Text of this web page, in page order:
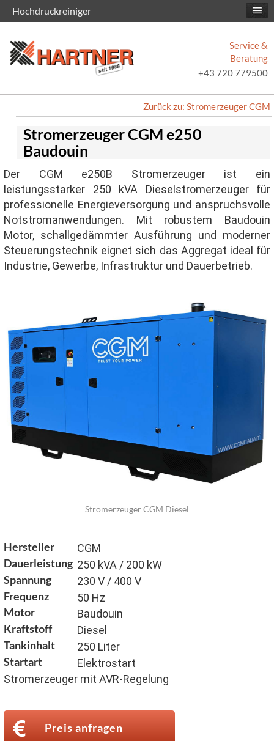
Service &
Beratung
+43 720 779500
Zurück zu: Stromerzeuger CGM
Stromerzeuger CGM e250
Baudouin
Der CGM e250B Stromerzeuger ist ein
leistungsstarker 250 kVA Dieselstromerzeuger für
professionelle Energieversorgung und anspruchsvolle
Notstromanwendungen. Mit robustem Baudouin
Motor, schallgedämmter Ausführung und moderner
Steuerungstechnik eignet sich das Aggregat ideal für
Industrie, Gewerbe, Infrastruktur und Dauerbetrieb.
Stromerzeuger CGM Diesel
Hersteller CGM
Dauerleistung 250 kVA / 200 kW
Spannung 230 V / 400 V
Frequenz 50 Hz
Motor Baudouin
Kraftstoff Diesel
Tankinhalt 250 Liter
Startart
Elektrostart
Stromerzeuger mit AVR-Regelung
Preis anfragen
Hochdruckreiniger